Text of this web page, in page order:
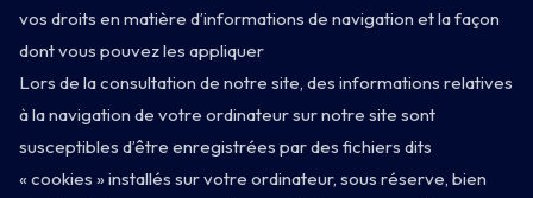
vos droits en matière d’informations de navigation et la façon
dont vous pouvez les appliquer
Lors de la consultation de notre site, des informations relatives
à la navigation de votre ordinateur sur notre site sont
susceptibles d’être enregistrées par des fichiers dits
« cookies » installés sur votre ordinateur, sous réserve, bien